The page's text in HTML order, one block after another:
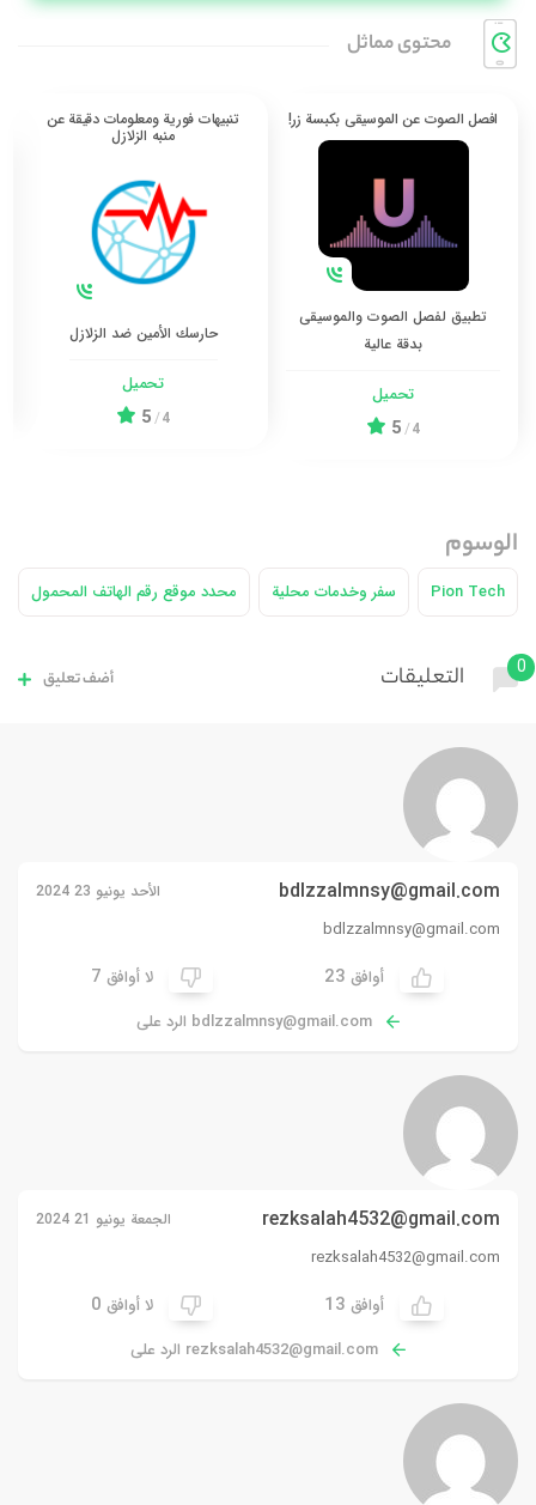
محتوی مماثل
افصل الصوت عن الموسيقى بكبسة زر!
تطبيق لفصل الصوت والموسيقى
بدقة عالية
تحميل
4
/
5
تنبيهات فورية ومعلومات دقيقة عن
منبه الزلازل
حارسك الأمين ضد الزلازل
تحميل
4
/
5
الوسوم
Pion Tech سفر وخدمات محلية محدد موقع رقم الهاتف المحمول
0 التعليقات أضف تعليق
bdlzzalmnsy@gmail.com الأحد يونيو 23 2024
bdlzzalmnsy@gmail.com
أوافق 23 لا أوافق 7
bdlzzalmnsy@gmail.com الرد على
rezksalah4532@gmail.com الجمعة يونيو 21 2024
rezksalah4532@gmail.com
أوافق 13 لا أوافق 0
rezksalah4532@gmail.com الرد على